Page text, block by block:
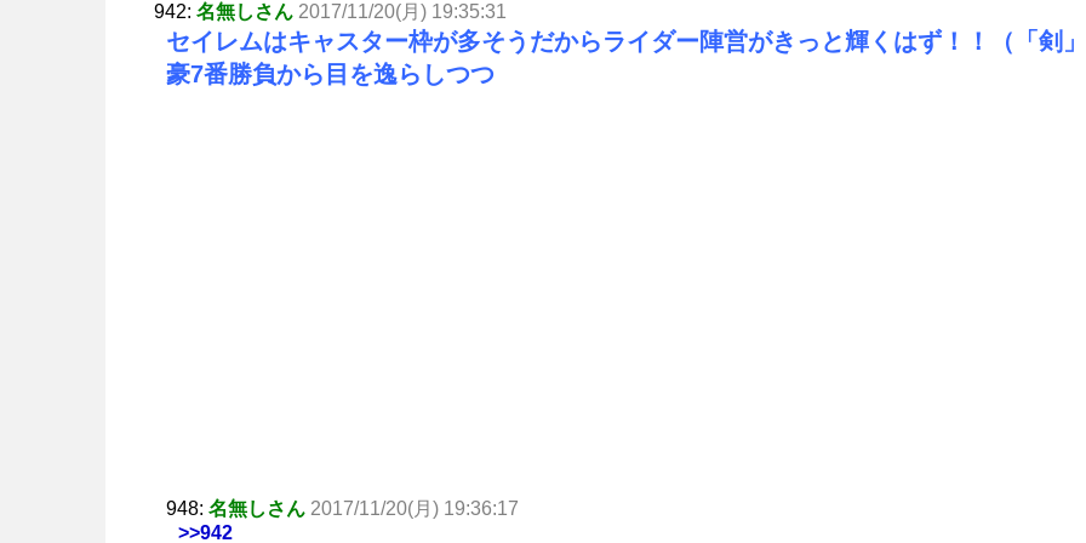
942: 名無しさん 2017/11/20(月) 19:35:31
セイレムはキャスター枠が多そうだからライダー陣営がきっと輝くはず！！（「剣」
豪7番勝負から目を逸らしつつ
948: 名無しさん 2017/11/20(月) 19:36:17
>>942